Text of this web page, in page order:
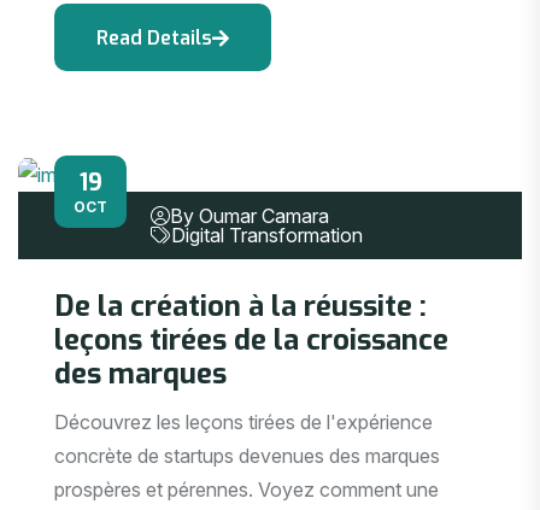
19
OCT
By Oumar Camara
Digital Transformation
De la création à la réussite :
leçons tirées de la croissance
des marques
Découvrez les leçons tirées de l'expérience
concrète de startups devenues des marques
prospères et pérennes. Voyez comment une